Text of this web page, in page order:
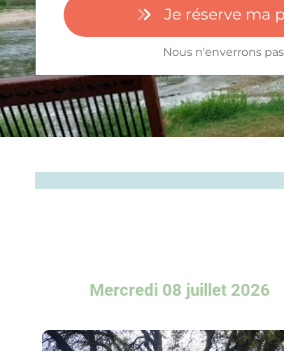
Je réserve ma
Nous n'enverrons
Mercredi 08 juillet 2026